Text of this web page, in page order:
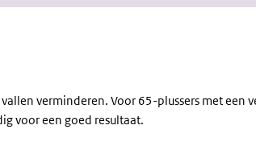
verminderen. Voor 65-plussers met een
voor een goed resultaat.